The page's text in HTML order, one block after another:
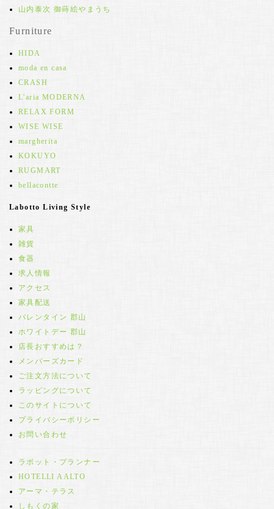
山内泰次 御蒔絵やまうち
Furniture
HIDA
moda en casa
CRASH
L'aria MODERNA
RELAX FORM
WISE WISE
margherita
KOKUYO
RUGMART
bellacontte
Labotto Living Style
家具
雑貨
食器
求人情報
アクセス
家具配送
バレンタイン 郡山
ホワイトデー 郡山
店長おすすめは？
メンバーズカード
ご注文方法について
ラッピングについて
このサイトについて
プライバシーポリシー
お問い合わせ
ラボット・プランナー
HOTELLI AALTO
アーマ・テラス
しもくの家